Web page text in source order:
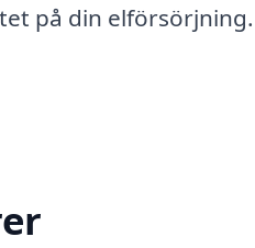
på din elförsörjning.